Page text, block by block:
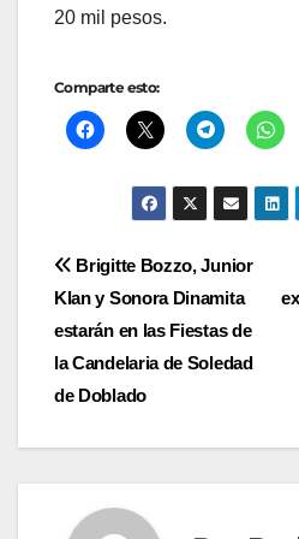
20 mil pesos.
Comparte esto:
Navegación
de
entradas
Brigitte Bozzo, Junior
Klan y Sonora Dinamita
estarán en las Fiestas de
la Candelaria de Soledad
de Doblado